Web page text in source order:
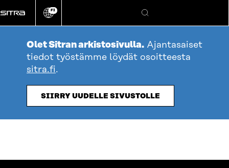
suoraan
sisältöön
Vaihda
kieli
FI
Hae
Olet Sitran arkistosivulla. Ajantasaiset
tiedot työstämme löydät osoitteesta
sitra.fi.
SIIRRY UUDELLE SIVUSTOLLE